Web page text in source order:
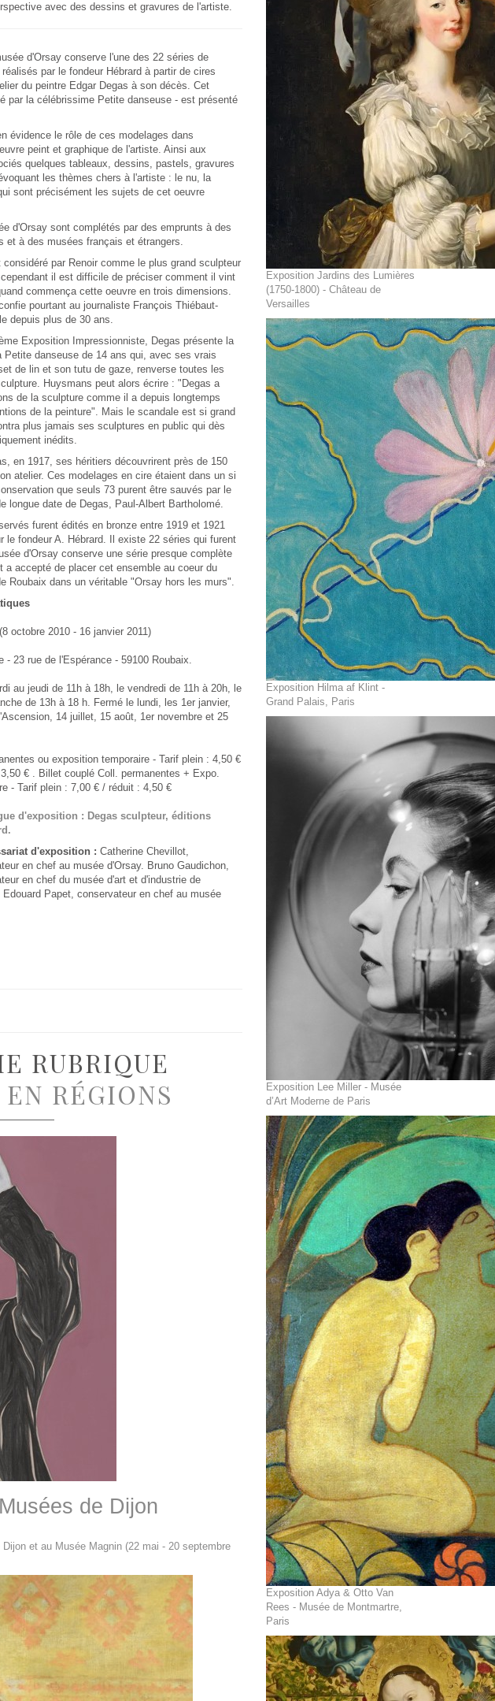
avec des dessins et gravures de l'artiste.
d'Orsay conserve l'une des 22 séries de
par le fondeur Hébrard à partir de cires
du peintre Edgar Degas à son décès. Cet
par la célébrissime Petite danseuse - est présenté
évidence le rôle de ces modelages dans
peint et graphique de l'artiste. Ainsi aux
quelques tableaux, dessins, pastels, gravures
les thèmes chers à l'artiste : le nu, la
sont précisément les sujets de cet oeuvre
d'Orsay sont complétés par des emprunts à des
et à des musées français et étrangers.
considéré par Renoir comme le plus grand sculpteur
il est difficile de préciser comment il vint
commença cette oeuvre en trois dimensions.
pourtant au journaliste François Thiébaut-
depuis plus de 30 ans.
Exposition Impressionniste, Degas présente la
Petite danseuse de 14 ans qui, avec ses vrais
de lin et son tutu de gaze, renverse toutes les
Huysmans peut alors écrire : "Degas a
de la sculpture comme il a depuis longtemps
de la peinture". Mais le scandale est si grand
plus jamais ses sculptures en public qui dès
inédits.
en 1917, ses héritiers découvrirent près de 150
atelier. Ces modelages en cire étaient dans un si
que seuls 73 purent être sauvés par le
longue date de Degas, Paul-Albert Bartholomé.
furent édités en bronze entre 1919 et 1921
le fondeur A. Hébrard. Il existe 22 séries qui furent
d'Orsay conserve une série presque complète
a accepté de placer cet ensemble au coeur du
Roubaix dans un véritable "Orsay hors les murs".
octobre 2010 - 16 janvier 2011)
- 23 rue de l'Espérance - 59100 Roubaix.
au jeudi de 11h à 18h, le vendredi de 11h à 20h, le
de 13h à 18 h. Fermé le lundi, les 1er janvier,
14 juillet, 15 août, 1er novembre et 25
ou exposition temporaire - Tarif plein : 4,50 €
€ . Billet couplé Coll. permanentes + Expo.
- Tarif plein : 7,00 € / réduit : 4,50 €
d'exposition : Degas sculpteur, éditions
d'exposition : Catherine Chevillot,
en chef au musée d'Orsay. Bruno Gaudichon,
en chef du musée d'art et d'industrie de
Edouard Papet, conservateur en chef au musée
RUBRIQUE
RÉGIONS
de Dijon
et au Musée Magnin (22 mai - 20 septembre
Exposition Jardins des Lumières
(1750-1800) - Château de
Versailles
Exposition Hilma af Klint -
Grand Palais, Paris
Exposition Lee Miller - Musée
d’Art Moderne de Paris
Exposition Adya & Otto Van
Rees - Musée de Montmartre,
Paris